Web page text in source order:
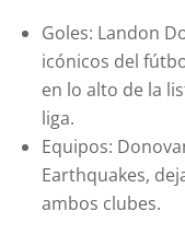
Goles: Landon
icónicos del
en lo alto de la
liga.
Equipos:
Earthquakes,
ambos clubes.